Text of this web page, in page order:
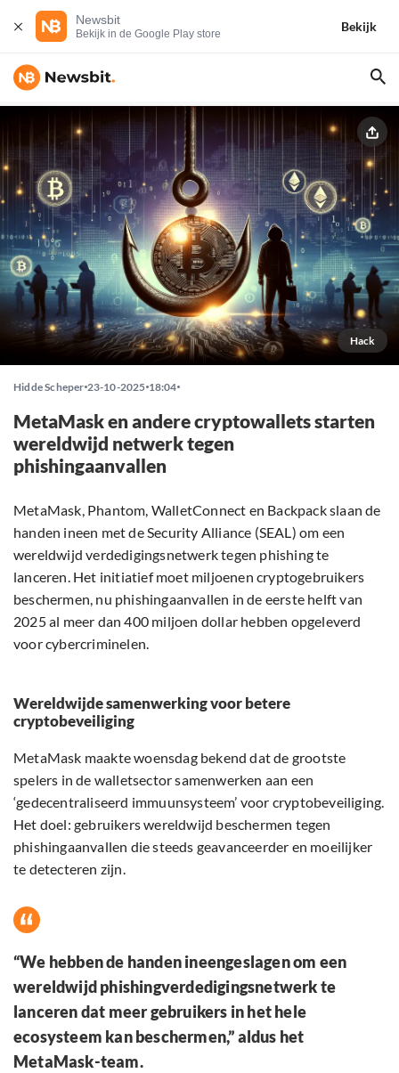
Newsbit
Bekijk in de Google Play store
Bekijk
Hack
Hidde Scheper 23-10-2025 18:04
MetaMask en andere cryptowallets starten
wereldwijd netwerk tegen
phishingaanvallen
MetaMask, Phantom, WalletConnect en Backpack slaan de
handen ineen met de Security Alliance (SEAL) om een
wereldwijd verdedigingsnetwerk tegen phishing te
lanceren. Het initiatief moet miljoenen cryptogebruikers
beschermen, nu phishingaanvallen in de eerste helft van
2025 al meer dan 400 miljoen dollar hebben opgeleverd
voor cybercriminelen.
Wereldwijde samenwerking voor betere
cryptobeveiliging
MetaMask maakte woensdag bekend dat de grootste
spelers in de walletsector samenwerken aan een
‘gedecentraliseerd immuunsysteem’ voor cryptobeveiliging.
Het doel: gebruikers wereldwijd beschermen tegen
phishingaanvallen die steeds geavanceerder en moeilijker
te detecteren zijn.
“We hebben de handen ineengeslagen om een
wereldwijd phishingverdedigingsnetwerk te
lanceren dat meer gebruikers in het hele
ecosysteem kan beschermen,” aldus het
MetaMask-team.